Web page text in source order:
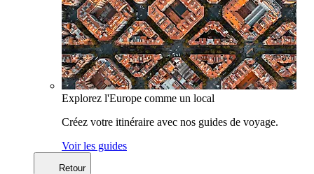
Explorez l'Europe comme un local
Créez votre itinéraire avec nos guides de voyage.
Voir les guides
Retour